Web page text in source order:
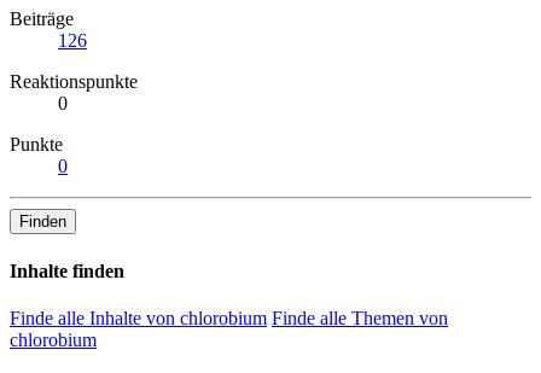
Beiträge
126
Reaktionspunkte
0
Punkte
0
Finden
Inhalte finden
Finde alle Inhalte von chlorobium Finde alle Themen von
chlorobium